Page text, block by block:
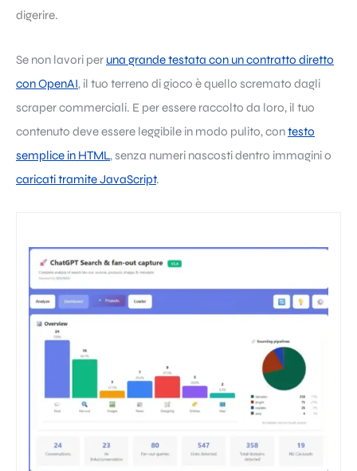
digerire.
Se non lavori per una grande testata con un contratto diretto
con OpenAI, il tuo terreno di gioco è quello scremato dagli
scraper commerciali. E per essere raccolto da loro, il tuo
contenuto deve essere leggibile in modo pulito, contesto
semplice in HTML, senza numeri nascosti dentro immagini o
caricati tramite JavaScript.